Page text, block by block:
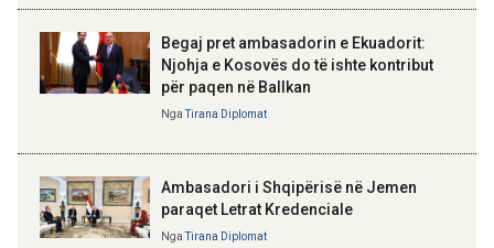
12:12 06-08-2026
Rivlerësimi i pasurive, 120,5
milionë euro kursime për
Begaj pret ambasadorin e Ekuadorit:
Njohja e Kosovës do të ishte kontribut
për paqen në Ballkan
NgaTirana Diplomat
Ambasadori i Shqipërisë në Jemen
paraqet Letrat Kredenciale
NgaTirana Diplomat